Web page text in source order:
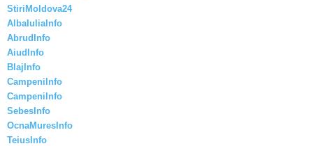
StiriMoldova24
AlbaIuliaInfo
AbrudInfo
AiudInfo
BlajInfo
CampeniInfo
CampeniInfo
SebesInfo
OcnaMuresInfo
TeiusInfo